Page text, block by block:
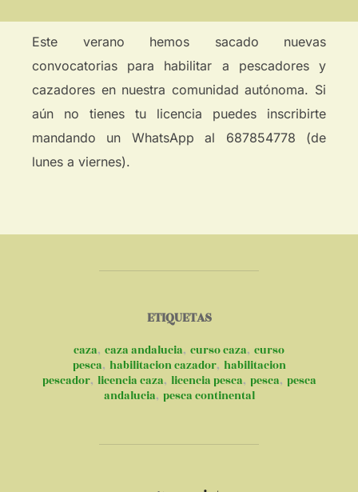
Este verano hemos sacado nuevas
convocatorias para habilitar a pescadores y
cazadores en nuestra comunidad autónoma. Si
aún no tienes tu licencia puedes inscribirte
mandando un WhatsApp al 687854778 (de
lunes a viernes).
ETIQUETAS
caza, caza andalucia, curso caza, curso
pesca, habilitacion cazador, habilitacion
pescador, licencia caza, licencia pesca, pesca, pesca
andalucia, pesca continental